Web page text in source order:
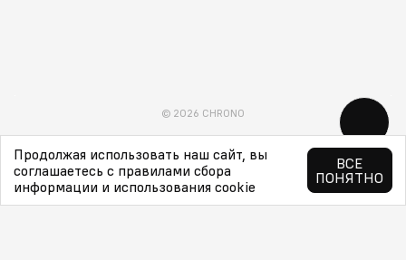
© 2026 CHRONO
Продолжая использовать наш сайт, вы
соглашаетесь с правилами сбора
информации и использования cookie
ВСЕ
ПОНЯТНО